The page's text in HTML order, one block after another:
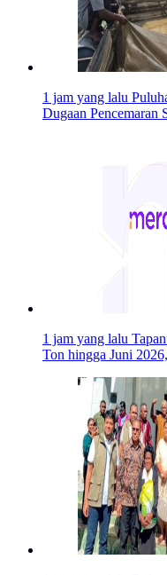
1 jam yang lalu
Dugaan Pencemaran
1 jam yang lalu
Ton hingga Juni